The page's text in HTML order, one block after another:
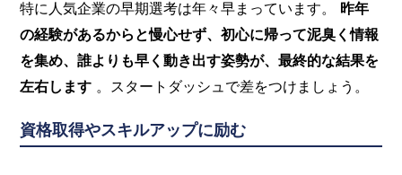
特に人気企業の早期選考は年々早まっています。
昨年
の経験があるからと慢心せず、初心に帰って泥臭く情報
を集め、誰よりも早く動き出す姿勢が、最終的な結果を
左右します 。スタートダッシュで差をつけましょう。
資格取得やスキルアップに励む